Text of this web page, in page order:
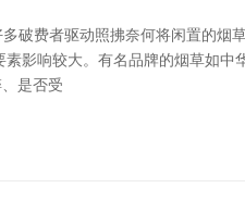
破费者驱动照拂奈何将闲置的烟
影响较大。有名品牌的烟草如中
是否受